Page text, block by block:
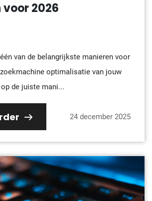
2026
van de belangrijkste manieren voor
optimalisatie van jouw
de juiste mani...
24 december 2025